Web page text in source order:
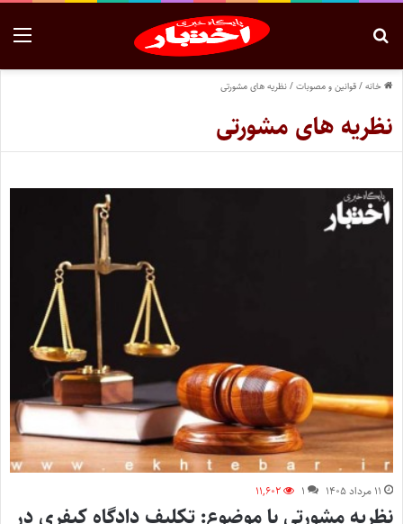
خانه/قوانین و مصوبات/نظریه های مشورتی
نظریه های مشورتی
۱۱ مرداد ۱۴۰۵ ۱ ۱۱,۶۰۲
نظریه مشورتی با موضوع: تکلیف دادگاه کیفری در